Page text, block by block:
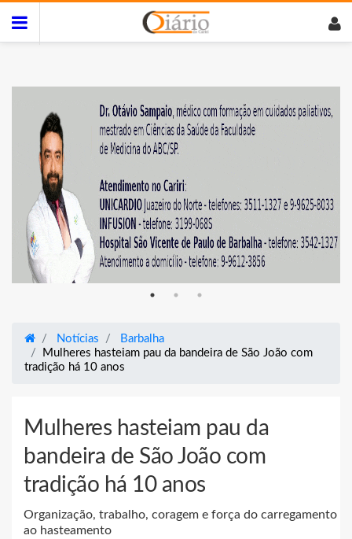
Notícias
Barbalha
Mulheres hasteiam pau da bandeira de São João com
tradição há 10 anos
Mulheres hasteiam pau da
bandeira de São João com
tradição há 10 anos
Organização, trabalho, coragem e força do carregamento
ao hasteamento